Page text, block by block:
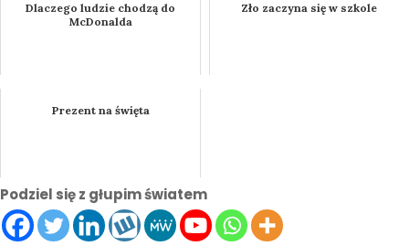
Dlaczego ludzie chodzą do
McDonalda
Zło zaczyna się w szkole
Prezent na święta
Podziel się z głupim światem